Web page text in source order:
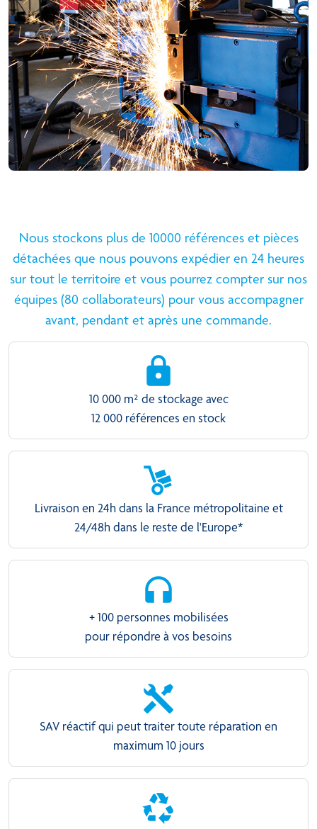
Nous stockons plus de 10000 références et pièces
détachées que nous pouvons expédier en 24 heures
sur tout le territoire et vous pourrez compter sur nos
équipes (80 collaborateurs) pour vous accompagner
avant, pendant et après une commande.
10 000 m² de stockage avec
12 000 références en stock
Livraison en 24h dans la France métropolitaine et
24/48h dans le reste de l'Europe*
headphones
+ 100 personnes mobilisées
pour répondre à vos besoins
SAV réactif qui peut traiter toute réparation en
maximum 10 jours
recycling